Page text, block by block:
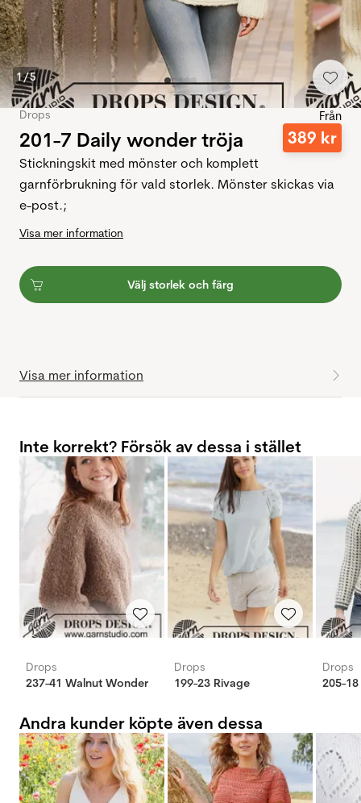
1/5
Drops
201-7 Daily wonder tröja
Från
389 kr
Stickningskit med mönster och komplett
garnförbrukning för vald storlek. Mönster skickas via
e-post.;
Visa mer information
Välj storlek och färg
Visa mer information
Inte korrekt? Försök av dessa i stället
Drops
237-41 Walnut Wonder
Drops
199-23 Rivage
Drops
205-
Andra kunder köpte även dessa